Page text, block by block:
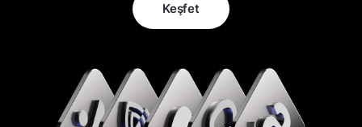
Keşfet